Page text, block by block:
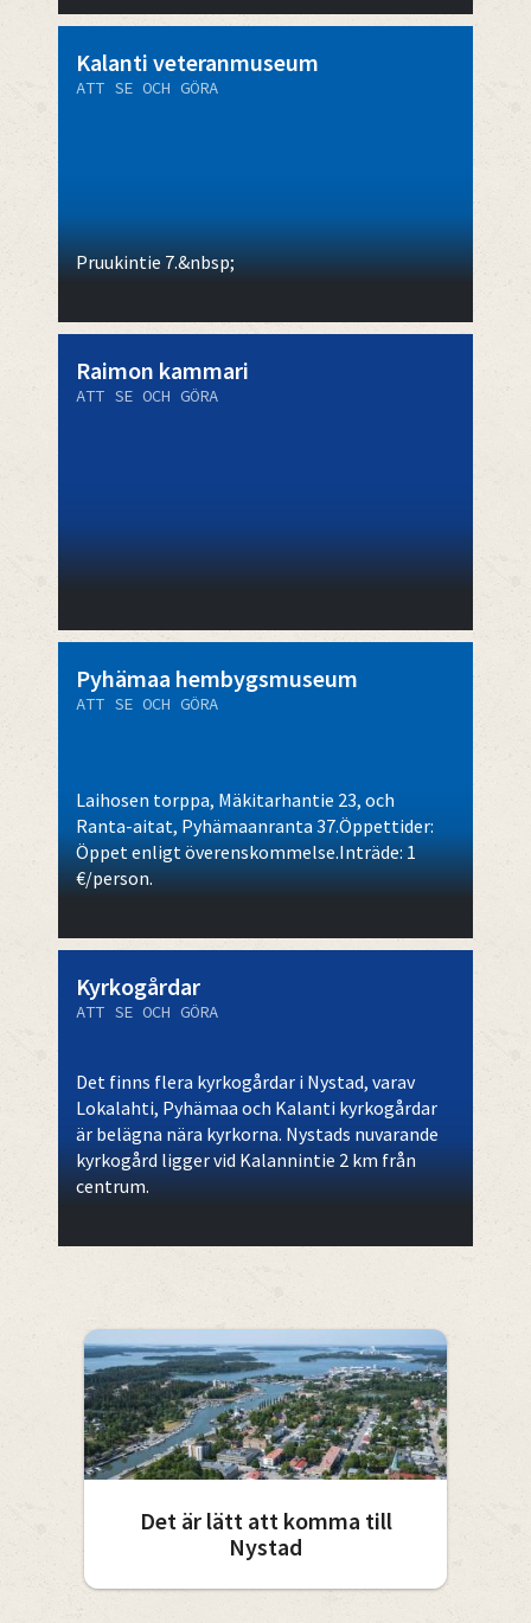
Kalanti veteranmuseum
ATT SE OCH GÖRA
Pruukintie 7.&nbsp;
Raimon kammari
ATT SE OCH GÖRA
Pyhämaa hembygsmuseum
ATT SE OCH GÖRA
Laihosen torppa, Mäkitarhantie 23, och
Ranta-aitat, Pyhämaanranta 37.Öppettider:
Öppet enligt överenskommelse.Inträde: 1
€/person.
Kyrkogårdar
ATT SE OCH GÖRA
Det finns flera kyrkogårdar i Nystad, varav
Lokalahti, Pyhämaa och Kalanti kyrkogårdar
är belägna nära kyrkorna. Nystads nuvarande
kyrkogård ligger vid Kalannintie 2 km från
centrum.
Det är lätt att komma till
Nystad